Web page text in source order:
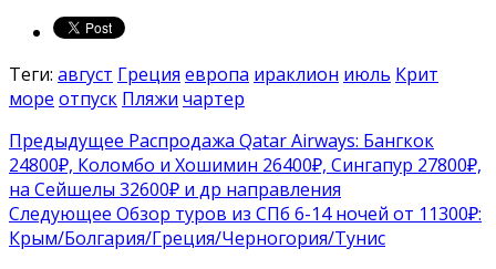
Теги: август Греция европа ираклион июль Крит
море отпуск Пляжи чартер
Предыдущее Распродажа Qatar Airways: Бангкок
24800₽, Коломбо и Хошимин 26400₽, Сингапур 27800₽,
на Сейшелы 32600₽ и др направления
Следующее Обзор туров из СПб 6-14 ночей от 11300₽:
Крым/Болгария/Греция/Черногория/Тунис